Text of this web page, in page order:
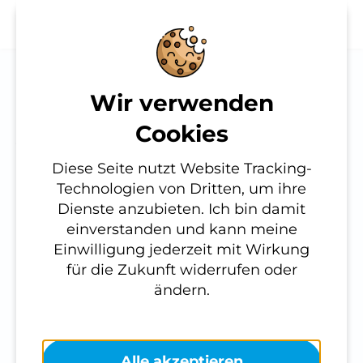
Passwort
vergessen?
Bitte geben Sie hier Ihren Benutzername (N-
Nummer oder P-Nummer) ein, um
Anweisungen zum Zurücksetzen Ihres
Passworts zu erhalten. Bitte verwenden Sie
in diesem Feld ausschließlich den
Benutzername (N-Nummer oder P-
Wir verwenden
Cookies
Diese Seite nutzt Website Tracking-
Technologien von Dritten, um ihre
Dienste anzubieten. Ich bin damit
einverstanden und kann meine
Einwilligung jederzeit mit Wirkung
für die Zukunft widerrufen oder
ändern.
Grundfunktionen der Website
benötigt und helfen dabei, unsere
Website nutzbar zu machen sowie
Zugriffe auf sichere Bereiche unserer
Website ermöglichen.
Cookie Informationen anzeigen
Externe Inhalte